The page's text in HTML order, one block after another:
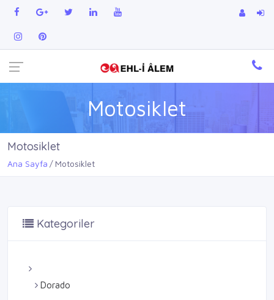
Motosiklet
Motosiklet
Ana Sayfa Motosiklet
Kategoriler
Dorado